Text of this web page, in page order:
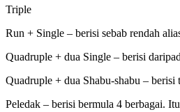
Triple
Run + Single – berisi sebab rendah
Quadruple + dua Single – berisi
Quadruple + dua Shabu-shabu –
Peledak – berisi bermula 4 berbagai.